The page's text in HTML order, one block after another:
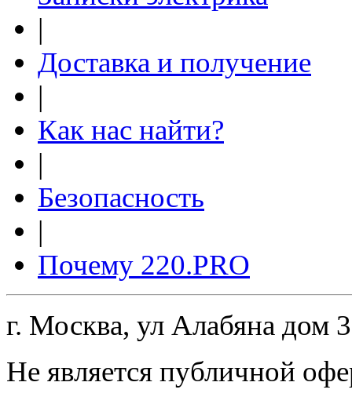
|
Доставка и получение
|
Как нас найти?
|
Безопасность
|
Почему 220.PRO
г. Москва, ул Алабяна дом
Не является публичной